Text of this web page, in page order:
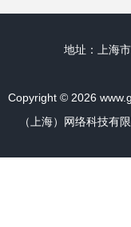
地址：上海
Copyright © 2026
（上海）网络科技有